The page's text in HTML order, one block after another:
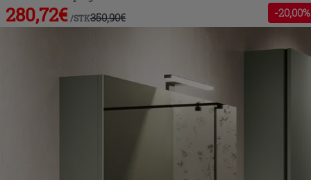
280,72€ /STK350,90€ -20,00%